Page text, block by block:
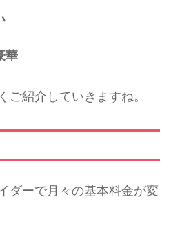
華
ご紹介していきますね。
ダーで月々の基本料金が変